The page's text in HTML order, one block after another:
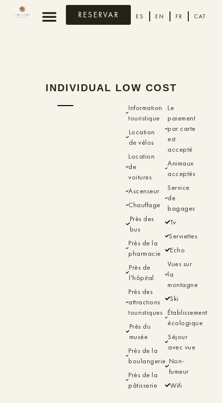
RESERVAR ES EN FR CAT
INDIVIDUAL LOW COST
Information
touristique
Location
de vélos
Location
de
voitures
Ascenseur
Chauffage
Près des
bus
Près de la
pharmacie
Près de
l'hôpital
Près des
attractions
touristiques
Près du
musée
Près de la
boulangerie
Près de la
pâtisserie
Le
paiement
par carte
est
accepté
Animaux
acceptés
Service
de
bagages
Tv
Serviettes
Echo
Vues sur
la
montagne
Ski
Établissement
écologique
Séjour
avec vue
Non-
fumeur
Wifi